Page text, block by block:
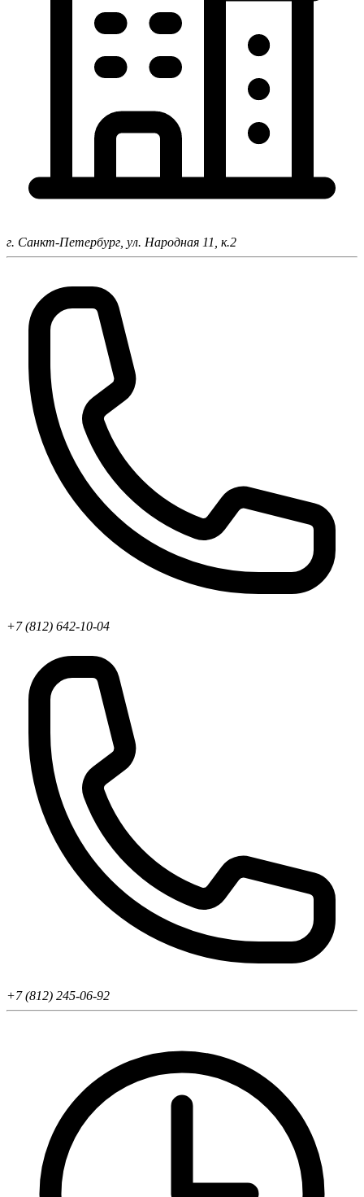
г. Санкт-Петербург, ул. Народная 11, к.2
+7 (812) 642-10-04
+7 (812) 245-06-92